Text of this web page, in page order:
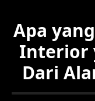
Apa
Interior
Dari